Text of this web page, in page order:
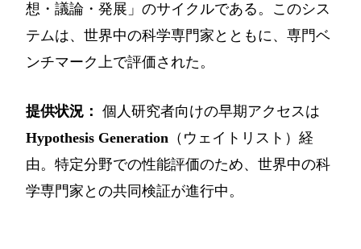
想・議論・発展」のサイクルである。このシス
テムは、世界中の科学専門家とともに、専門ベ
ンチマーク上で評価された。
提供状況： 個人研究者向けの早期アクセスは
Hypothesis Generation （ウェイトリスト）経
由。特定分野での性能評価のため、世界中の科
学専門家との共同検証が進行中。